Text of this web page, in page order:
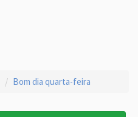
Bom dia quarta-feira